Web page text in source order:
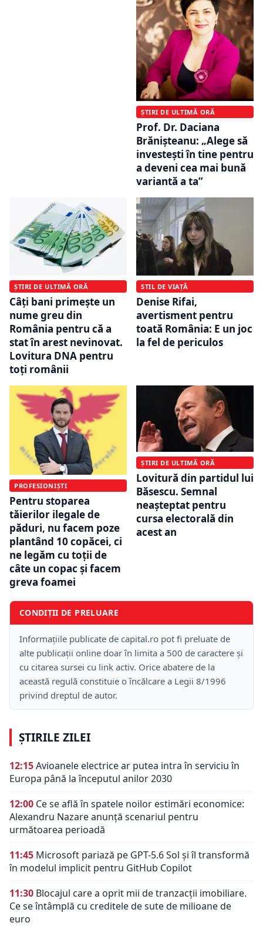
ȘTIRI DE ULTIMĂ ORĂ
Prof. Dr. Daciana
Brănișteanu: „Alege să
investești în tine pentru
a deveni cea mai bună
variantă a ta”
ȘTIRI DE ULTIMĂ ORĂ
Câți bani primește un
nume greu din
România pentru că a
stat în arest nevinovat.
Lovitura DNA pentru
toți românii
STIL DE VIAȚĂ
Denise Rifai,
avertisment pentru
toată România: E un joc
la fel de periculos
PROFESIONIȘTI
Pentru stoparea
tăierilor ilegale de
păduri, nu facem poze
plantând 10 copăcei, ci
ne legăm cu toții de
câte un copac și facem
greva foamei
ȘTIRI DE ULTIMĂ ORĂ
Lovitură din partidul lui
Băsescu. Semnal
neaşteptat pentru
cursa electorală din
acest an
CONDIȚII DE PRELUARE
Informațiile publicate de capital.ro pot fi preluate de
alte publicații online doar în limita a 500 de caractere și
cu citarea sursei cu link activ. Orice abatere de la
această regulă constituie o încălcare a Legii 8/1996
privind dreptul de autor.
ȘTIRILE ZILEI
12:15Avioanele electrice ar putea intra în serviciu în
Europa până la începutul anilor 2030
12:00 Ce se află în spatele noilor estimări economice:
Alexandru Nazare anunță scenariul pentru
următoarea perioadă
11:45 Microsoft pariază pe GPT-5.6 Sol și îl transformă
în modelul implicit pentru GitHub Copilot
11:30 Blocajul care a oprit mii de tranzacții imobiliare.
Ce se întâmplă cu creditele de sute de milioane de
euro